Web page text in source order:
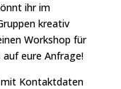
ihr im
kreativ
Workshop für
eure Anfrage!
Kontaktdaten